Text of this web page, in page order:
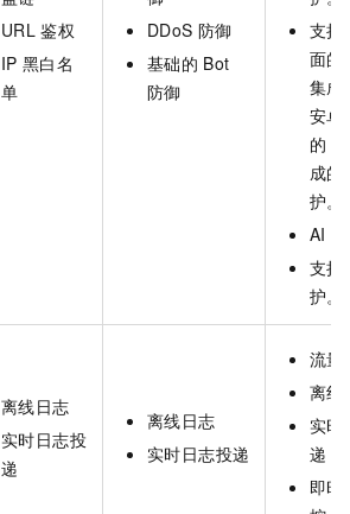
URL 鉴权
IP 黑白名
单
DDoS 防御
基础的 Bot
防御
支持
面的
集成
安卓
的
成的
护。
AI
支持
护。
离线日志
实时日志投
递
离线日志
实时日志投递
流量
离线
实时
递
即时